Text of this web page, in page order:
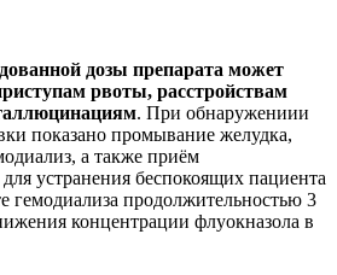
дозы препарата может
рвоты, расстройствам
. При обнаружениии
показано промывание желудка,
а также приём
устранения беспокоящих пациента
гемодиализа продолжительностью 3
концентрации флуокназола в